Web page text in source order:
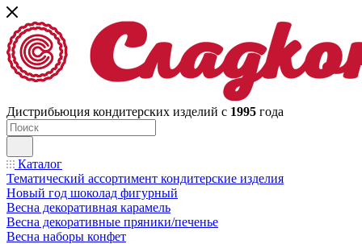
Дистрибьюция кондитерских изделий с 1995 года
Каталог
Тематический ассортимент кондитерские изделия
Новый год шоколад фигурный
Весна декоративная карамель
Весна декоративные пряники/печенье
Весна наборы конфет